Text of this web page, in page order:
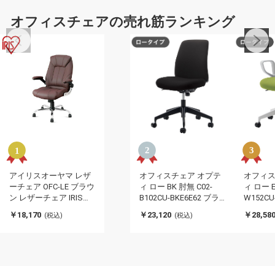
オフィスチェアの売れ筋ランキング
アイリスオーヤマ レザ
ーチェア OFC-LE ブラウ
ン レザーチェア IRIS
￥18,170 (税込)
オフィスチェア オプテ
ィ ロー BK 肘無 C02-
B102CU-BKE6E62 ブラ
ク 在宅 仕事 勉強 快適
￥23,120 (税込)
オフィ
ィ ロー
トワー
￥28,580